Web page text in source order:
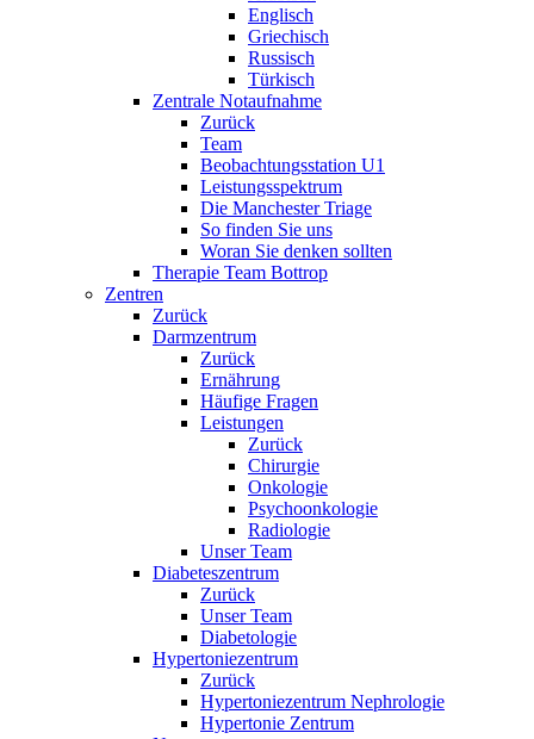
Englisch
Griechisch
Russisch
Türkisch
Zentrale Notaufnahme
Zurück
Team
Beobachtungsstation U1
Leistungsspektrum
Die Manchester Triage
So finden Sie uns
Woran Sie denken sollten
Therapie Team Bottrop
Zentren
Zurück
Darmzentrum
Zurück
Ernährung
Häufige Fragen
Leistungen
Zurück
Chirurgie
Onkologie
Psychoonkologie
Radiologie
Unser Team
Diabeteszentrum
Zurück
Unser Team
Diabetologie
Hypertoniezentrum
Zurück
Hypertoniezentrum Nephrologie
Hypertonie Zentrum